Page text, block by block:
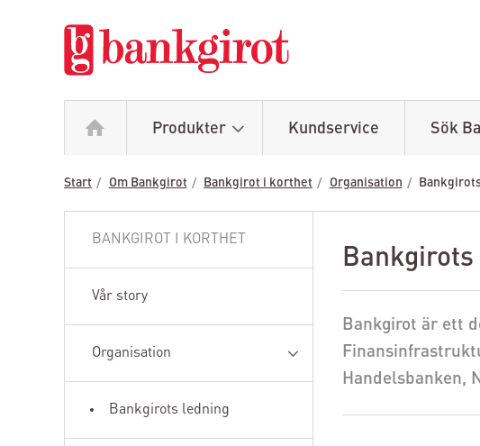
Produkter Kundservice Sök
Start Om Bankgirot Bankgirot i korthet Organisation
BANKGIROT I KORTHET
Vår story
Organisation
Bankgirots ledning
Bankgirots
Bankgirot är ett
Handelsbanken,